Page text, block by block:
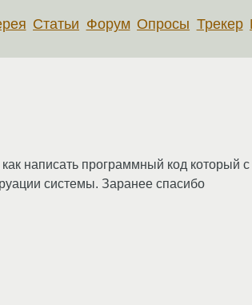
Статьи Форум Опросы Трекер
написать программный код который
системы. Заранее спасибо